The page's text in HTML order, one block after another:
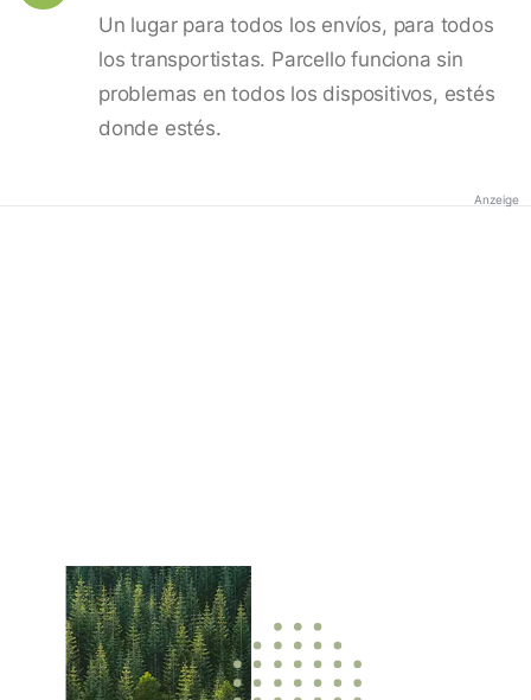
Un lugar para todos los envíos, para todos
los transportistas. Parcello funciona sin
problemas en todos los dispositivos, estés
donde estés.
Anzeige